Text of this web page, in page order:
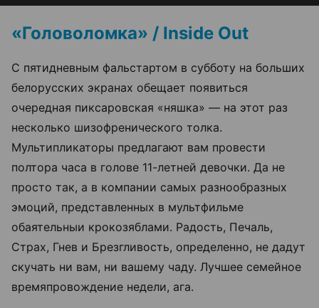
«Головоломка» / Inside Out
С пятидневным фальстартом в субботу на больших
белорусских экранах обещает появиться
очередная пиксаровская «няшка» — на этот раз
несколько шизофренического толка.
Мультипликаторы предлагают вам провести
полтора часа в голове 11-летней девочки. Да не
просто так, а в компании самых разнообразных
эмоций, представленных в мультфильме
обаятельныи крокозяблами. Радость, Печаль,
Страх, Гнев и Брезгливость, определенно, не дадут
скучать ни вам, ни вашему чаду. Лучшее семейное
времяпровождение недели, ага.